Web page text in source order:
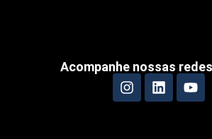
Acompanhe nossas